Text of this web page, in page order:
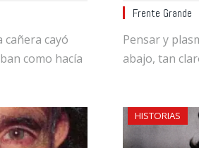
cañera cayó
como hacía
Frente Grande
Pensar y
abajo, tan
HISTORIAS